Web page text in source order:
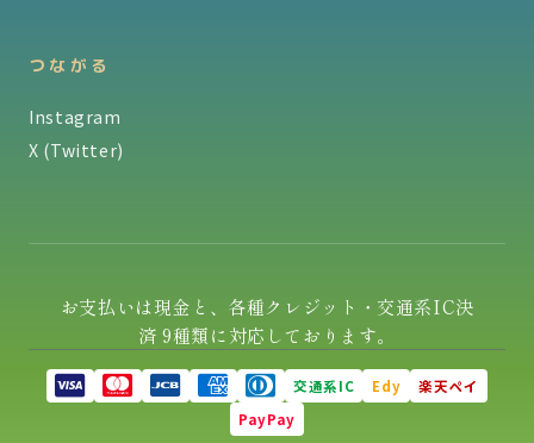
つながる
Instagram
X (Twitter)
お支払いは現金と、各種クレジット・交通系IC決
済 9種類に対応しております。
交通系IC Edy
楽天ペイ
PayPay